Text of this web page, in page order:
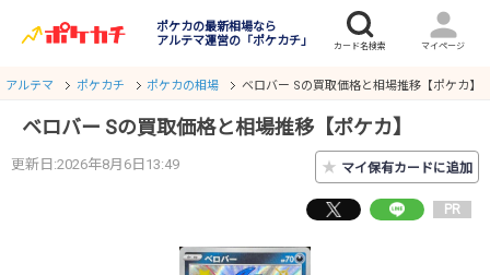
ポケカの最新相場なら
アルテマ運営の「ポケカチ」
アルテマ ポケカチ ポケカの相場 ベロバー Sの買取価格と相場推移【ポケカ】
ベロバー Sの買取価格と相場推移【ポケカ】
更新日:2026年8月6日13:49 ★ マイ保有カードに追加
PR